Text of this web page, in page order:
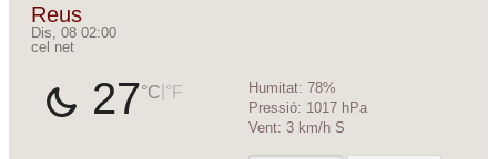
Reus
Dis, 08 02:00
cel net
27°C °F Humitat: 78%
Pressió: 1017 hPa
Vent: 3 km/h S